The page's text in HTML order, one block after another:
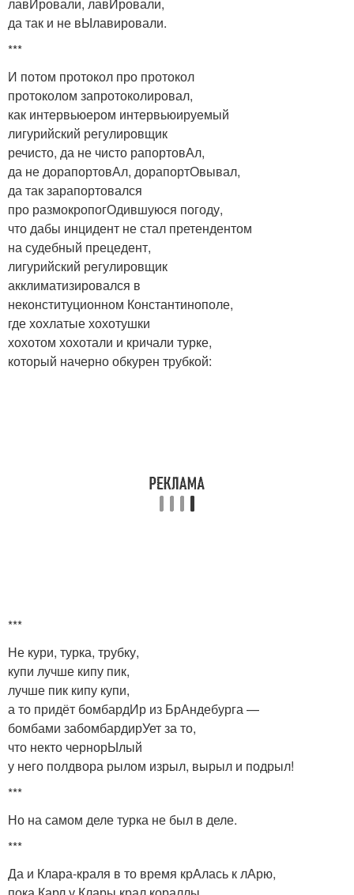
да так и не вЫлавировали.
***
И потом протокол про протокол
протоколом запротоколировал,
как интервьюером интервьюируемый
лигурийский регулировщик
речисто, да не чисто рапортовАл,
да не дорапортовАл, дорапортОвывал,
да так зарапортовался
про размокропогОдившуюся погоду,
что дабы инцидент не стал претендентом
на судебный прецедент,
лигурийский регулировщик
акклиматизировался в
неконституционном Константинополе,
где хохлатые хохотушки
хохотом хохотали и кричали турке,
который начерно обкурен трубкой:
***
Не кури, турка, трубку,
купи лучше кипу пик,
лучше пик кипу купи,
а то придёт бомбардИр из БрАндебурга —
бомбами забомбардирУет за то,
что некто чернорЫлый
у него полдвора рылом изрыл, вырыл и подрыл!
***
Но на самом деле турка не был в деле.
***
Да и Клара-краля в то время крАлась к лАрю,